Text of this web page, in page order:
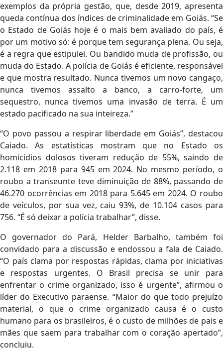
exemplos da própria gestão, que, desde 2019, apresenta
queda contínua dos índices de criminalidade em Goiás. “Se
o Estado de Goiás hoje é o mais bem avaliado do país, é
por um motivo só: é porque tem segurança plena. Ou seja,
é a regra que estipulei. Ou bandido muda de profissão, ou
muda do Estado. A polícia de Goiás é eficiente, responsável
e que mostra resultado. Nunca tivemos um novo cangaço,
nunca tivemos assalto a banco, a carro-forte, um
sequestro, nunca tivemos uma invasão de terra. É um
estado pacificado na sua inteireza.”
“O povo passou a respirar liberdade em Goiás”, destacou
Caiado. As estatísticas mostram que no Estado os
homicídios dolosos tiveram redução de 55%, saindo de
2.118 em 2018 para 945 em 2024. No mesmo período, o
roubo a transeunte teve diminuição de 88%, passando de
46.270 ocorrências em 2018 para 5.645 em 2024. O roubo
de veículos, por sua vez, caiu 93%, de 10.104 casos para
756. “É só deixar a polícia trabalhar”, disse.
O governador do Pará, Helder Barbalho, também foi
convidado para a discussão e endossou a fala de Caiado.
“O país clama por respostas rápidas, clama por iniciativas
e respostas urgentes. O Brasil precisa se unir para
enfrentar o crime organizado, isso é urgente”, afirmou o
líder do Executivo paraense. “Maior do que todo prejuízo
material, o que o crime organizado causa é o custo
humano para os brasileiros, é o custo de milhões de pais e
mães que saem para trabalhar com o coração apertado”,
concluiu.